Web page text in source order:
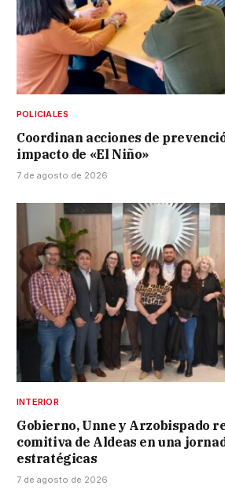
POLICIALES
Coordinan acciones de
impacto de «El Niño»
7 de agosto de 2026
INTERIOR
Gobierno, Unne y Arzobispado
comitiva de Aldeas en una
estratégicas
7 de agosto de 2026